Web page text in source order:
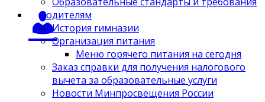
Родителям
История гимназии
Организация питания
Меню горячего питания на сегодня
Заказ справки для получения налогового
вычета за образовательные услуги
Новости Минпросвещения России